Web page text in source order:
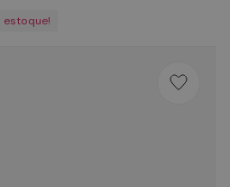
estoque!